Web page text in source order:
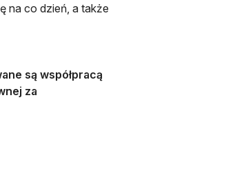
na co dzień, a także
są współpracą
za